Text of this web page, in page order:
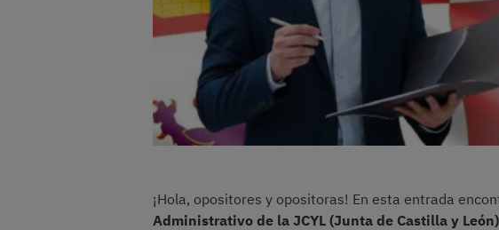
¡Hola, opositores y opositoras! En esta entrada
Administrativo de la JCYL (Junta de Castilla y